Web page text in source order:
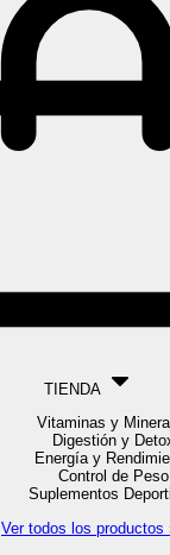
TIENDA
Vitaminas y
Digestión y
Energía y
Control de Peso
Suplementos
Ver todos los productos